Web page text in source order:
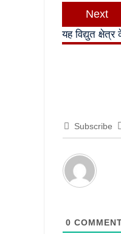
Next
यह विद्युत
Subscribe
0